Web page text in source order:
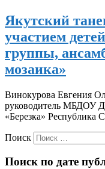
Якутский
участием
группы,
мозаика»
Винокурова Евгения
руководитель МБДОУ
«Березка» Республика
Поиск
Поиск по дате